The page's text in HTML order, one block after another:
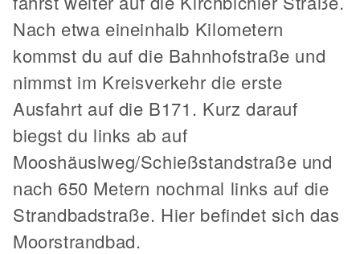
Nach etwa eineinhalb Kilometern
kommst du auf die Bahnhofstraße und
nimmst im Kreisverkehr die erste
Ausfahrt auf die B171. Kurz darauf
biegst du links ab auf
Mooshäuslweg/Schießstandstraße und
nach 650 Metern nochmal links auf die
Strandbadstraße. Hier befindet sich das
Moorstrandbad.